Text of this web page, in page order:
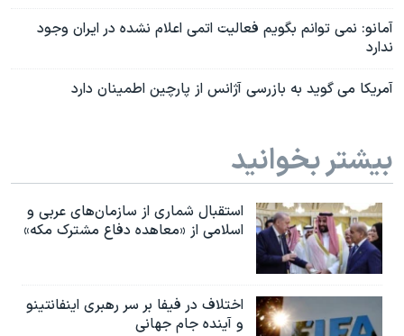
آمانو: نمی توانم بگویم فعالیت اتمی اعلام نشده در ایران وجود
ندارد
آمریکا می گوید به بازرسی آژانس از پارچین اطمینان دارد
بیشتر بخوانید
استقبال شماری از سازمان‌های عربی و
اسلامی از «معاهده دفاع مشترک مکه»
اختلاف در فیفا بر سر رهبری اینفانتینو
و آینده جام جهانی